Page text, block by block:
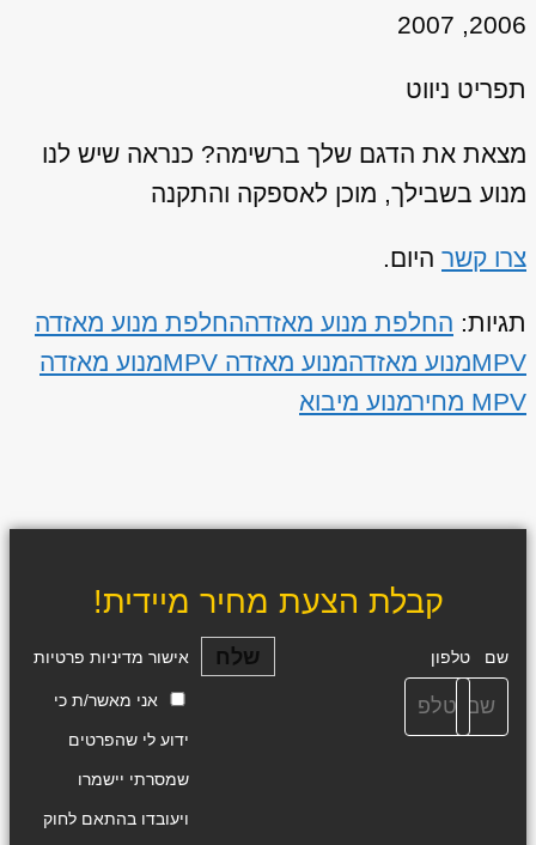
2006, 2007
תפריט ניווט
מצאת את הדגם שלך ברשימה? כנראה שיש לנו
מנוע בשבילך, מוכן לאספקה והתקנה
צרו קשר היום.
תגיות: החלפת מנוע מאזדההחלפת מנוע מאזדה
MPVמנוע מאזדהמנוע מאזדה MPV
מנוע מאזדה
MPV מחיר
מנוע מיבוא
קבלת הצעת מחיר מיידית!
שם טלפון אישור מדיניות פרטיות
אני מאשר/ת כי
ידוע לי שהפרטים
שמסרתי יישמרו
ויעובדו בהתאם לחוק
שלח